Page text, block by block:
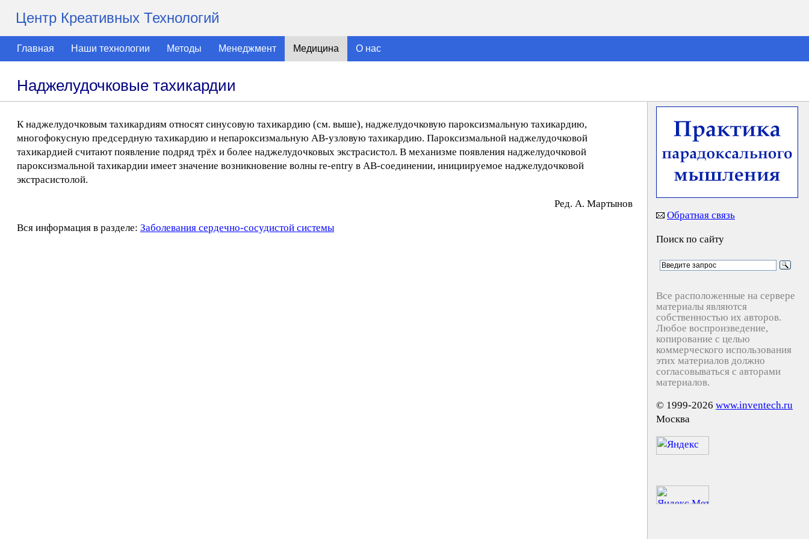
Центр Креативных Технологий
Главная Наши технологии Методы Менеджмент Медицина О нас
Наджелудочковые тахикардии
К наджелудочковым тахикардиям относят синусовую тахикардию (см. выше), наджелудочковую пароксизмальную тахикардию,
многофокусную предсердную тахикардию и непароксизмальную АВ-узловую тахикардию. Пароксизмальной наджелудочковой
тахикардией считают появление подряд трёх и более наджелудочковых экстрасистол. В механизме появления наджелудочковой
пароксизмальной тахикардии имеет значение возникновение волны re-entry в АВ-соединении, инициируемое наджелудочковой
экстрасистолой.
Peд. A. Mapтынoв
Вся информация в разделе: Заболевания сердечно-сосудистой системы
Обратная связь
Поиск по сайту
Все расположенные на сервере
материалы являются
собственностью их авторов.
Любое воспроизведение,
копирование с целью
коммерческого использования
этих материалов должно
согласовываться с авторами
материалов.
© 1999-2026 www.inventech.ru
Москва